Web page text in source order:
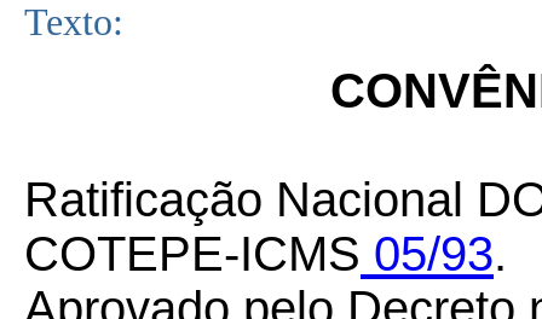
Texto:
Ratificação Nacional
COTEPE-ICMS 05/93.
Aprovado pelo Decreto